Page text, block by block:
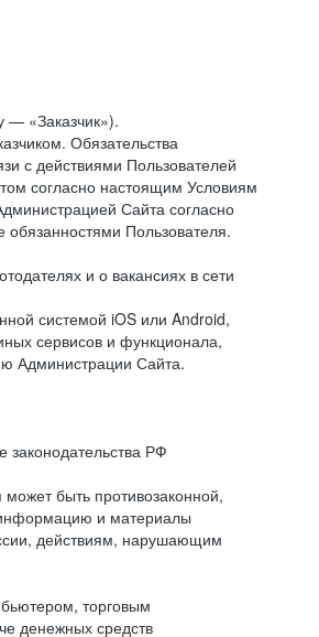
— «Заказчик»).
Обязательства
с действиями Пользователей
согласно настоящим Условиям
Сайта согласно
Пользователя.
и о вакансиях в сети
системой iOS или Android,
сервисов и функционала,
Администрации Сайта.
РФ
быть противозаконной,
информацию и материалы
действиям, нарушающим
торговым
денежных средств